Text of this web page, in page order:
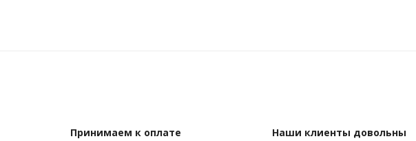
Принимаем к оплате Наши клиенты довольны